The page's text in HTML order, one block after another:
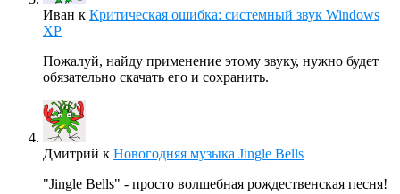
Иван к Критическая ошибка: системный звук Windows
XP
Пожалуй, найду применение этому звуку, нужно будет
обязательно скачать его и сохранить.
Дмитрий к Новогодняя музыка Jingle Bells
"Jingle Bells" - просто волшебная рождественская песня!